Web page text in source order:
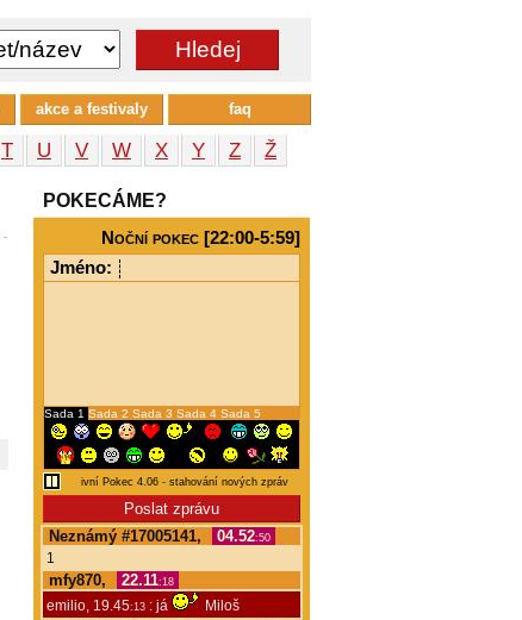
T U V W X Y Z
Ž
POKECÁME?
Noční pokec [22:00-5:59]
Jméno:
Sada 1 Sada 2 Sada 3 Sada 4 Sada 5
Neznámý #17005141, 04.52:50
1
mfy870, 22.11:18
emilio, 19.45:13 : já Miloš
akce a festivaly faq